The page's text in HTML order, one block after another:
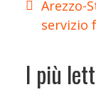
Arezzo-
servizio
I più